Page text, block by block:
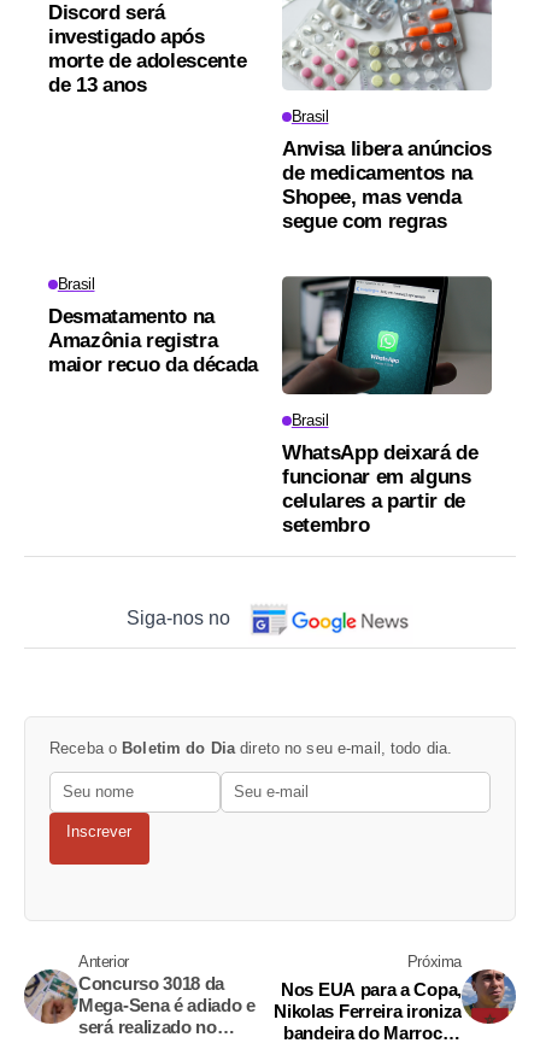
Discord será
investigado após
morte de adolescente
de 13 anos
Brasil
Anvisa libera anúncios
de medicamentos na
Shopee, mas venda
segue com regras
Brasil
Desmatamento na
Amazônia registra
maior recuo da década
Brasil
WhatsApp deixará de
funcionar em alguns
celulares a partir de
setembro
Siga-nos no
Receba o Boletim do Diadireto no seu e-mail, todo dia.
Inscrever
Anterior
Concurso 3018 da
Mega-Sena é adiado e
será realizado no
Próxima
Nos EUA para a Copa,
Nikolas Ferreira ironiza
bandeira do Marrocos